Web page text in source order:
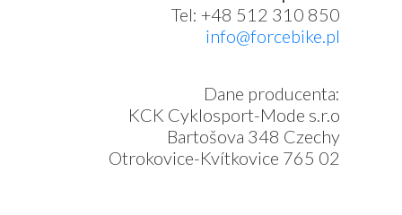
Tel: +48 512 310 850
info@forcebike.pl
Dane producenta:
KCK Cyklosport-Mode s.r.o
Bartošova 348 Czechy
Otrokovice-Kvítkovice 765 02